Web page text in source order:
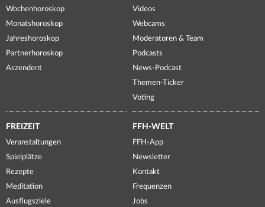
Wochenhoroskop
Monatshoroskop
Jahreshoroskop
Partnerhoroskop
Aszendent
Videos
Webcams
Moderatoren & Team
Podcasts
News-Podcast
Themen-Ticker
Voting
FREIZEIT
Veranstaltungen
Spielplätze
Rezepte
Meditation
Ausflugsziele
FFH-WELT
FFH-App
Newsletter
Kontakt
Frequenzen
Jobs